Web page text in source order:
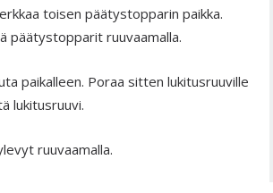
toisen päätystopparin paikka.
päätystopparit ruuvaamalla.
paikalleen. Poraa sitten lukitusruuville
lukitusruuvi.
ruuvaamalla.